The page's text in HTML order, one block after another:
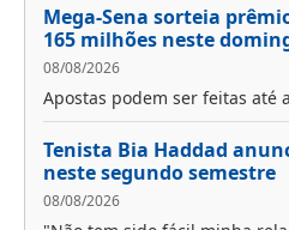
Mega-Sena sorteia
165 milhões neste
08/08/2026
Apostas podem ser feitas até
Tenista Bia Haddad
neste segundo semestre
08/08/2026